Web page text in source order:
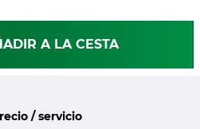
A LA CESTA
/ servicio